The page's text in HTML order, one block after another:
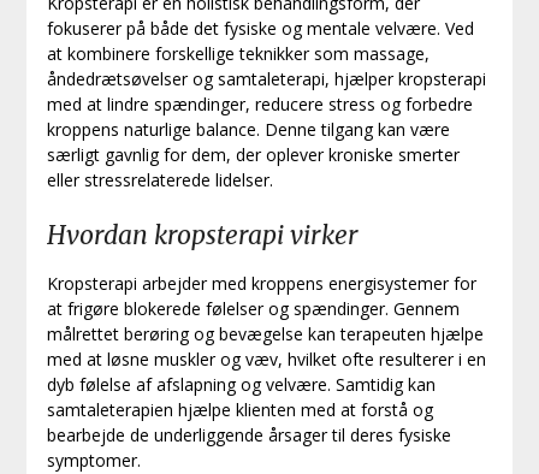
fokuserer på både det fysiske og mentale velvære. Ved
at kombinere forskellige teknikker som massage,
åndedrætsøvelser og samtaleterapi, hjælper kropsterapi
med at lindre spændinger, reducere stress og forbedre
kroppens naturlige balance. Denne tilgang kan være
særligt gavnlig for dem, der oplever kroniske smerter
eller stressrelaterede lidelser.
Hvordan kropsterapi virker
Kropsterapi arbejder med kroppens energisystemer for
at frigøre blokerede følelser og spændinger. Gennem
målrettet berøring og bevægelse kan terapeuten hjælpe
med at løsne muskler og væv, hvilket ofte resulterer i en
dyb følelse af afslapning og velvære. Samtidig kan
samtaleterapien hjælpe klienten med at forstå og
bearbejde de underliggende årsager til deres fysiske
symptomer.